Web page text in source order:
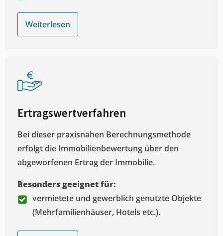
Weiterlesen
Ertragswertverfahren
Bei dieser praxisnahen Berechnungsmethode
erfolgt die Immobilienbewertung über den
abgeworfenen Ertrag der Immobilie.
Besonders geeignet für:
vermietete und gewerblich genutzte Objekte
(Mehrfamilienhäuser, Hotels etc.).